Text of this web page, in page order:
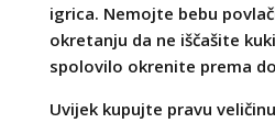
igrica. Nemojte bebu
okretanju da ne iščašite
spolovilo okrenite prema
Uvijek kupujte pravu